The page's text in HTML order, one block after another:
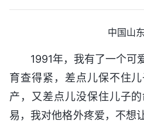
中国山
1991年，我有了一个可
育查得紧，差点儿保不住
产，又差点儿没保住儿子
易，我对他格外疼爱，不想